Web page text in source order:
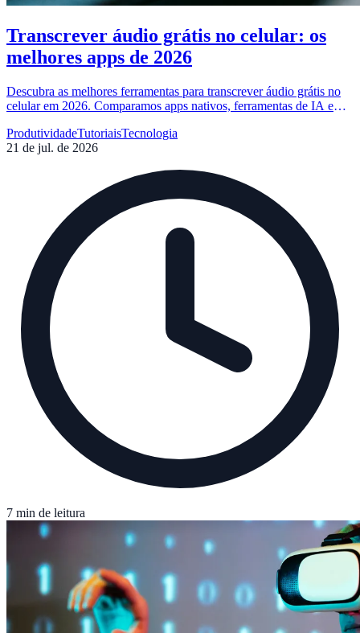
Transcrever áudio grátis no celular: os
melhores apps de 2026
Descubra as melhores ferramentas para transcrever áudio grátis no
celular em 2026. Comparamos apps nativos, ferramentas de IA e
ProdutividadeTutoriaisTecnologia
21 de jul. de 2026
7 min de leitura